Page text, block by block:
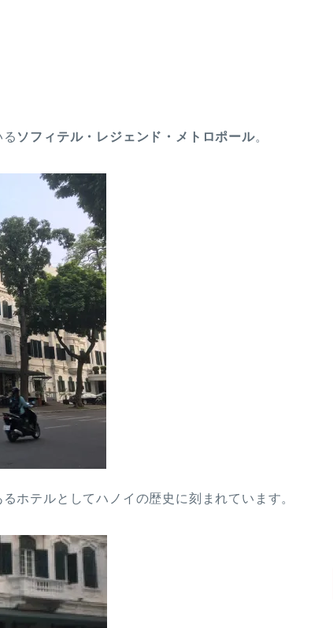
ソフィテル・レジェンド・メトロポール。
ホテルとしてハノイの歴史に刻まれています。